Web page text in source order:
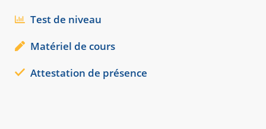
Test de niveau
Matériel de cours
Attestation de présence